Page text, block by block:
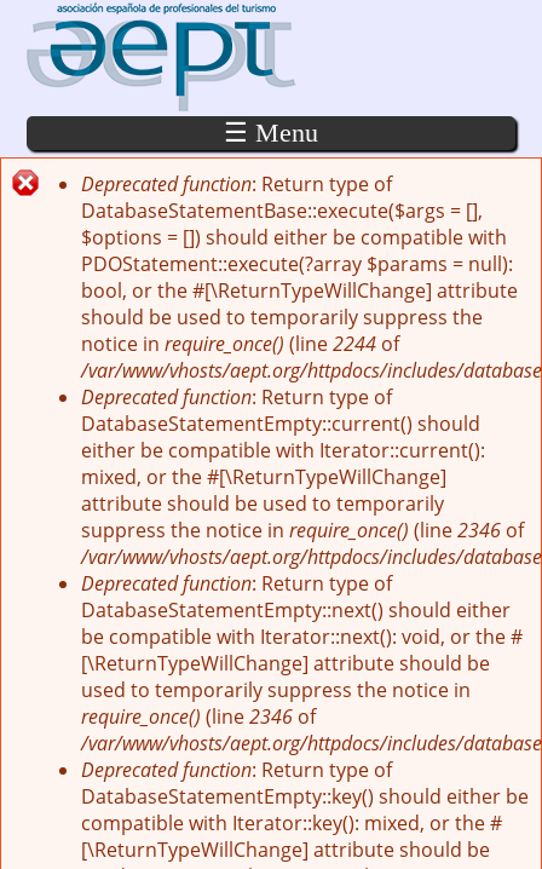
Pasar al contenido principal
☰ Menu
Mensaje de error
Deprecated function: Return type of
DatabaseStatementBase::execute($args = [],
$options = []) should either be compatible with
PDOStatement::execute(?array $params = null):
bool, or the #[\ReturnTypeWillChange] attribute
should be used to temporarily suppress the
notice in require_once() (line2244 of
/var/www/vhosts/aept.org/httpdocs/includes/
Deprecated function: Return type of
DatabaseStatementEmpty::current() should
either be compatible with Iterator::current():
mixed, or the #[\ReturnTypeWillChange]
attribute should be used to temporarily
suppress the notice in require_once() (line2346 of
/var/www/vhosts/aept.org/httpdocs/includes/
Deprecated function: Return type of
DatabaseStatementEmpty::next() should either
be compatible with Iterator::next(): void, or the #
[\ReturnTypeWillChange] attribute should be
used to temporarily suppress the notice in
require_once() (line2346 of
/var/www/vhosts/aept.org/httpdocs/includes/
Deprecated function: Return type of
DatabaseStatementEmpty::key() should either be
compatible with Iterator::key(): mixed, or the #
[\ReturnTypeWillChange] attribute should be